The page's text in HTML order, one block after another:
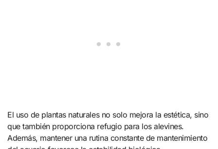
El uso de plantas naturales no solo mejora la estética, sino
que también proporciona refugio para los alevines.
Además, mantener una rutina constante de mantenimiento